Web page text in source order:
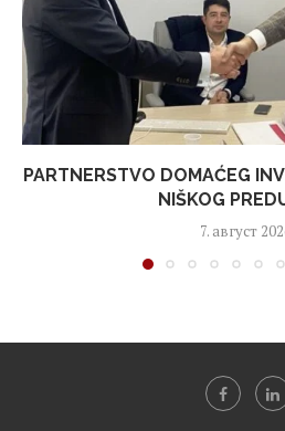
PARTNERSTVO DOMAĆEG
NIŠKOG
7. август